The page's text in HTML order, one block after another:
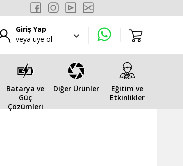
Giriş Yap
veya üye ol
Batarya ve
Güç
Çözümleri
Diğer Ürünler
Eğitim ve
Etkinlikler